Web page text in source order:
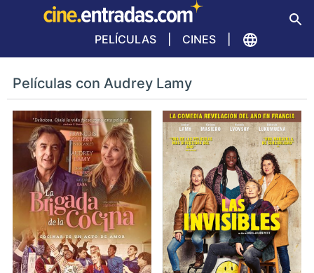
PELÍCULAS CINES
Películas con Audrey Lamy